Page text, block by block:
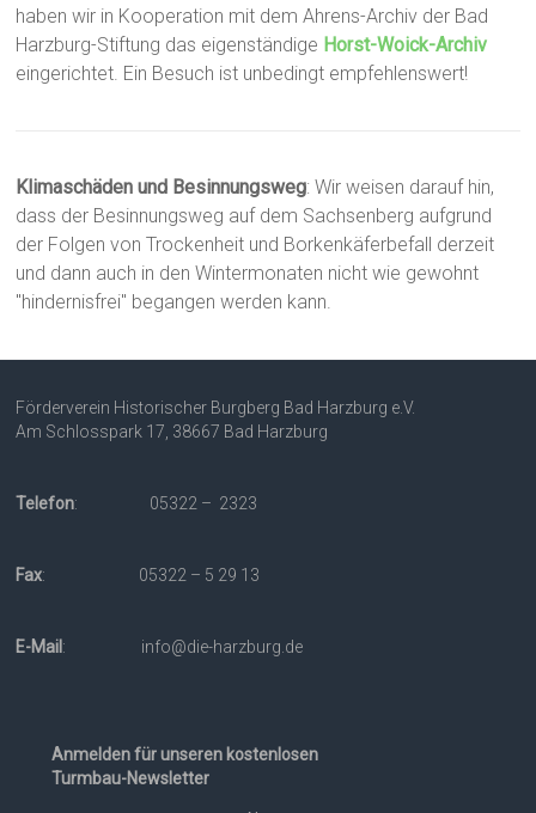
haben wir in Kooperation mit dem Ahrens-Archiv der Bad
Harzburg-Stiftung das eigenständige Horst-Woick-Archiv
eingerichtet. Ein Besuch ist unbedingt empfehlenswert!
Klimaschäden und Besinnungsweg: Wir weisen darauf hin,
dass der Besinnungsweg auf dem Sachsenberg aufgrund
der Folgen von Trockenheit und Borkenkäferbefall derzeit
und dann auch in den Wintermonaten nicht wie gewohnt
"hindernisfrei" begangen werden kann.
Förderverein Historischer Burgberg Bad Harzburg e.V.
Am Schlosspark 17, 38667 Bad Harzburg
Telefon: 05322 – 2323
Fax: 05322 – 5 29 13
E-Mail: info@die-harzburg.de
Anmelden für unseren kostenlosen
Turmbau-Newsletter